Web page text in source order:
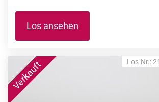
Los ansehen
Los-Nr.: